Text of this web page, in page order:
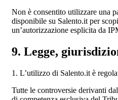
Non è consentito utilizzare una
disponibile su Salento.it per
un’autorizzazione esplicita da
9. Legge,
1. L’utilizzo di Salento.it è
Tutte le controversie derivanti